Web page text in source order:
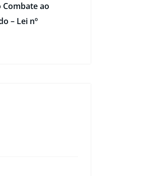
Combate ao
– Lei nº